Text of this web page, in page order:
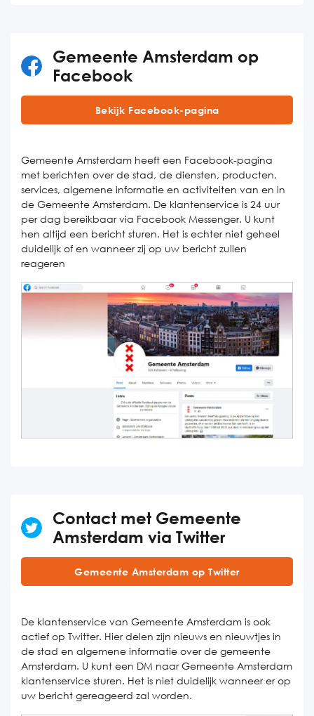
Gemeente Amsterdam op
Facebook
Bekijk Facebook-pagina
Gemeente Amsterdam heeft een Facebook-pagina
met berichten over de stad, de diensten, producten,
services, algemene informatie en activiteiten van en in
de Gemeente Amsterdam. De klantenservice is 24 uur
per dag bereikbaar via Facebook Messenger. U kunt
hen altijd een bericht sturen. Het is echter niet geheel
duidelijk of en wanneer zij op uw bericht zullen
reageren
Contact met Gemeente
Amsterdam via Twitter
Gemeente Amsterdam op Twitter
De klantenservice van Gemeente Amsterdam is ook
actief op Twitter. Hier delen zijn nieuws en nieuwtjes in
de stad en algemene informatie over de gemeente
Amsterdam. U kunt een DM naar Gemeente Amsterdam
klantenservice sturen. Het is niet duidelijk wanneer er op
uw bericht gereageerd zal worden.